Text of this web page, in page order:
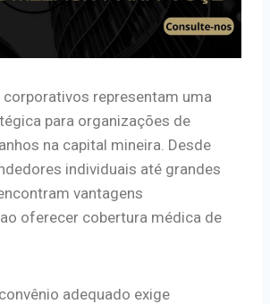
representam uma
para organizações de
na capital mineira. Desde
individuais até grandes
vantagens
oferecer cobertura médica de
adequado exige